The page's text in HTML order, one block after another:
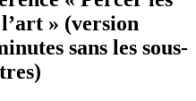
» (version
sans les sous-